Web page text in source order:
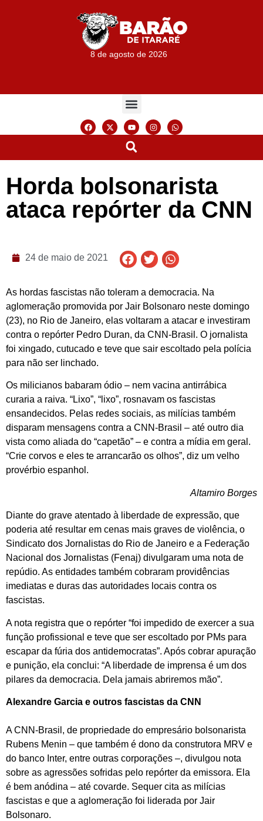
8 de agosto de 2026
Horda bolsonarista
ataca repórter da CNN
24 de maio de 2021
As hordas fascistas não toleram a democracia. Na
aglomeração promovida por Jair Bolsonaro neste domingo
(23), no Rio de Janeiro, elas voltaram a atacar e investiram
contra o repórter Pedro Duran, da CNN-Brasil. O jornalista
foi xingado, cutucado e teve que sair escoltado pela polícia
para não ser linchado.
Os milicianos babaram ódio – nem vacina antirrábica
curaria a raiva. “Lixo”, “lixo”, rosnavam os fascistas
ensandecidos. Pelas redes sociais, as milícias também
disparam mensagens contra a CNN-Brasil – até outro dia
vista como aliada do “capetão” – e contra a mídia em geral.
“Crie corvos e eles te arrancarão os olhos”, diz um velho
provérbio espanhol.
Altamiro Borges
Diante do grave atentado à liberdade de expressão, que
poderia até resultar em cenas mais graves de violência, o
Sindicato dos Jornalistas do Rio de Janeiro e a Federação
Nacional dos Jornalistas (Fenaj) divulgaram uma nota de
repúdio. As entidades também cobraram providências
imediatas e duras das autoridades locais contra os
fascistas.
A nota registra que o repórter “foi impedido de exercer a sua
função profissional e teve que ser escoltado por PMs para
escapar da fúria dos antidemocratas”. Após cobrar apuração
e punição, ela conclui: “A liberdade de imprensa é um dos
pilares da democracia. Dela jamais abriremos mão”.
Alexandre Garcia e outros fascistas da CNN
A CNN-Brasil, de propriedade do empresário bolsonarista
Rubens Menin – que também é dono da construtora MRV e
do banco Inter, entre outras corporações –, divulgou nota
sobre as agressões sofridas pelo repórter da emissora. Ela
é bem anódina – até covarde. Sequer cita as milícias
fascistas e que a aglomeração foi liderada por Jair
Bolsonaro.